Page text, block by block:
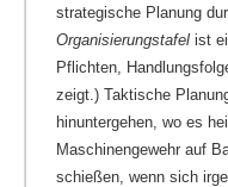
strategische Planung
Organisierungstafel ist
Pflichten,
zeigt.) Taktische
hinuntergehen, wo es
Maschinengewehr auf
schießen, wenn sich